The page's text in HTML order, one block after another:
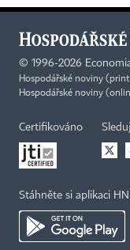
© 1996-2026
Hospodářské noviny
Hospodářské noviny
Certifikováno
Stáhněte si aplikaci HN